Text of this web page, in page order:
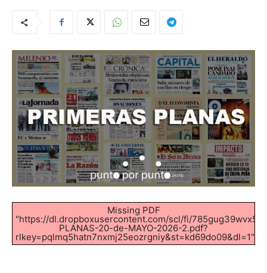
Missing PDF
"https://dl.dropboxusercontent.com/scl/fi/
PLANAS-20-de-MAYO-2026-2.pdf?
rlkey=pqlmq5hatn7nxmj25eozrgniy&st=kd69do09&dl=1".